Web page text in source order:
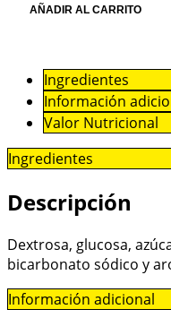
AÑADIR AL CARRITO
Ingredientes
Información
Valor Nutricional
Ingredientes
Descripción
Dextrosa, glucosa,
bicarbonato sódico y
Información adicional